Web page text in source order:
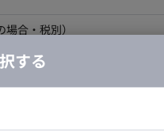
などを記載した仕様ド
エンジニアとコミュ ニケ
き方 開始日：2026年4月 リモート
合・税別）
ル： UI/UX設計, スマートフォ
業のため、スピーディー
ーズにおいて、経営陣や
する